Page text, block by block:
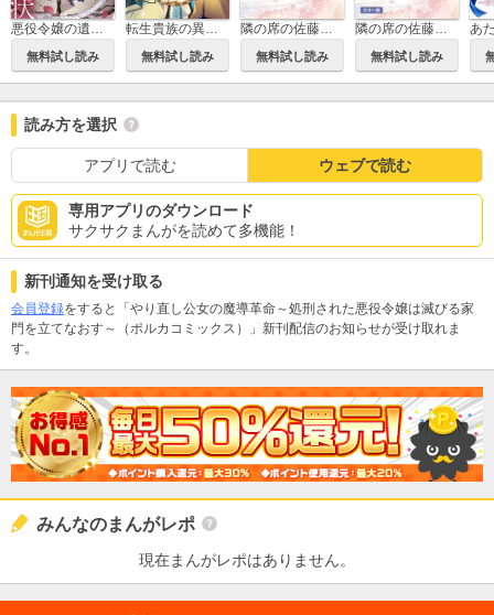
悪役令嬢の遺言状
無料試し読み
転生貴族の異世界冒険録 ～カインのやりすぎギルド日記～(ポルカコミックス)
無料試し読み
隣の席の佐藤さん (コミックポルカ)
無料試し読み
隣の席の佐藤さん【カラー版】 (コミックポルカ)
無料試し読み
読み方を選択
アプリで読む ウェブで読む
専用アプリのダウンロード
サクサクまんがを読めて多機能！
新刊通知を受け取る
会員登録をすると「やり直し公女の魔導革命～処刑された悪役令嬢は滅びる家
門を立てなおす～（ポルカコミックス）」新刊配信のお知らせが受け取れま
す。
みんなのまんがレポ
現在まんがレポはありません。